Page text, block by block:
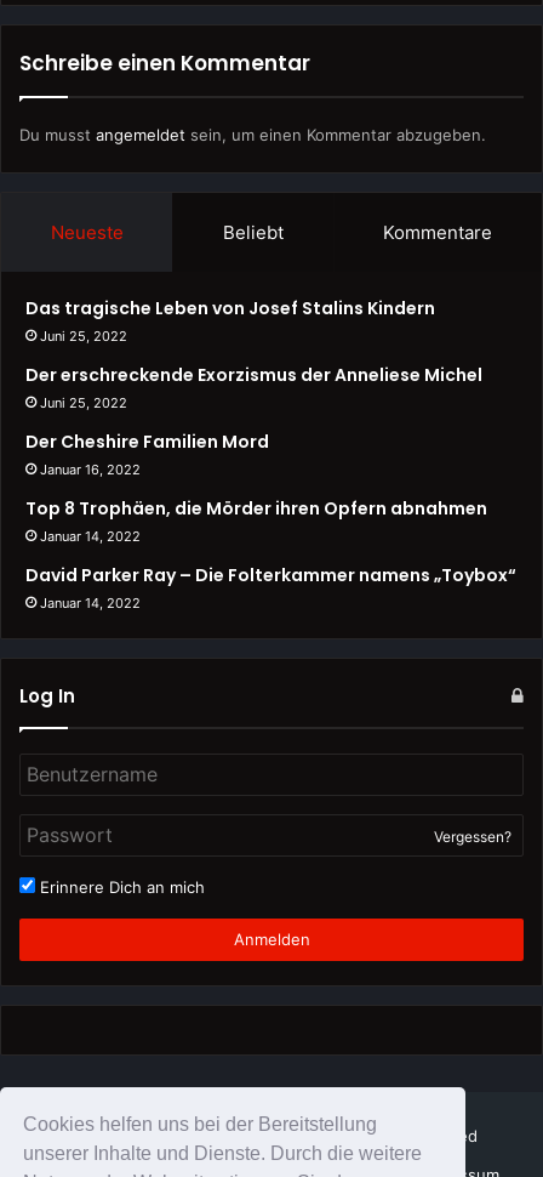
Cookies helfen uns bei der Bereitstellung
unserer Inhalte und Dienste. Durch die weitere
Schreibe einen Kommentar
Du musst angemeldet sein, um einen Kommentar abzugeben.
Neueste Beliebt Kommentare
Das tragische Leben von Josef Stalins Kindern
Juni 25, 2022
Der erschreckende Exorzismus der Anneliese Michel
Juni 25, 2022
Der Cheshire Familien Mord
Januar 16, 2022
Top 8 Trophäen, die Mörder ihren Opfern abnahmen
Januar 14, 2022
David Parker Ray – Die Folterkammer namens „Toybox“
Januar 14, 2022
Log In
Vergessen?
Erinnere Dich an mich
Anmelden
© Copyright Schattenzirkus 2026, All Rights Reserved